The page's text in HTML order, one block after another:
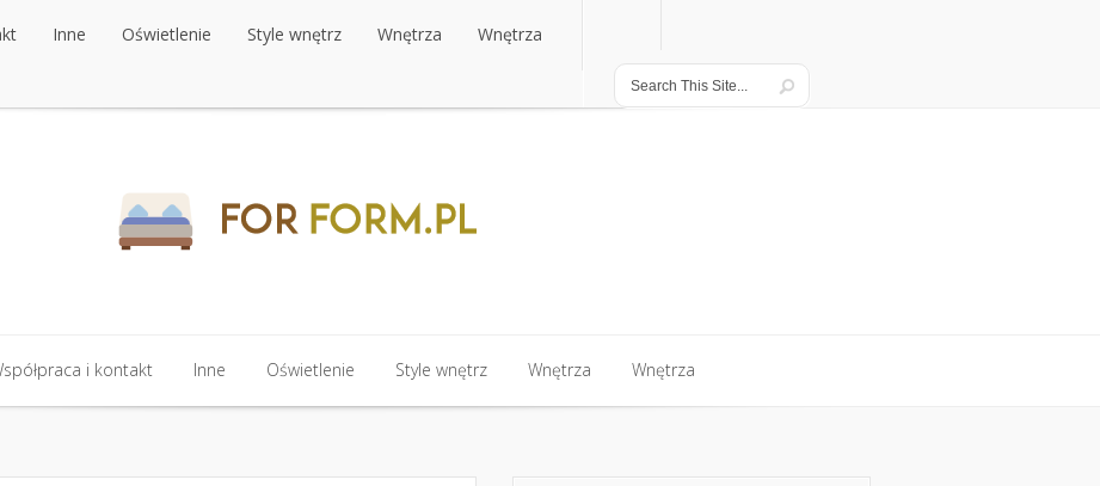
Inne
Inne
Oświetlenie
Oświetlenie
Style wnętrz
Style wnętrz
Wnętrza
Wnętrza
Wnętrza
Wnętrza
i kontakt Inne Oświetlenie Style wnętrz Wnętrza Wnętrza